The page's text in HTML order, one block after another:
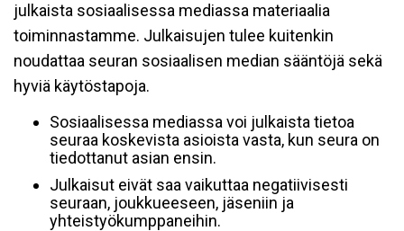
julkaista sosiaalisessa mediassa materiaalia
toiminnastamme. Julkaisujen tulee kuitenkin
noudattaa seuran sosiaalisen median sääntöjä sekä
hyviä käytöstapoja.
Sosiaalisessa mediassa voi julkaista tietoa
seuraa koskevista asioista vasta, kun seura on
tiedottanut asian ensin.
Julkaisut eivät saa vaikuttaa negatiivisesti
seuraan, joukkueeseen, jäseniin ja
yhteistyökumppaneihin.